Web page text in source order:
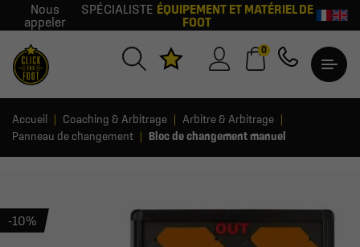
Nous
appeler
SPÉCIALISTE ÉQUIPEMENT ET MATÉRIEL DE
FOOT
0
Accueil Coaching & Arbitrage
Arbitre & Arbitrage
Panneau de changement
Bloc de changement manuel
-10%